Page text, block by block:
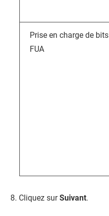
Prise en charge de bits
FUA
Cliquez surSuivant.